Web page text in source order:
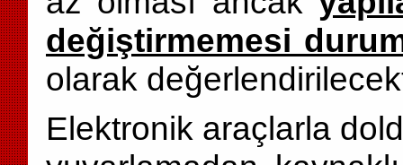
değiştirmemesi
olarak
Elektronik araçlarla